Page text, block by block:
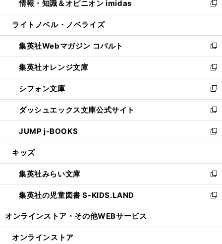
く
で
開
ド
ウ
開
く
ィ
ン
ウ
で
開
く
い
ウ
ン
ド
ウ
で
開
く
情報・知識＆オピニオン imidas
新
し
ウ
ィ
ン
ド
ウ
で
開
く
ライトノベル・ノベライズ
集英社Webマガジン コバルト
新
し
い
ウ
ィ
ン
ド
ウ
で
開
集英社オレンジ文庫
新
し
い
ウ
ィ
ン
ド
ウ
開
く
シフォン文庫
新
し
い
ウ
ィ
ン
ウ
で
開
く
ダッシュエックス文庫公式サイト
新
し
い
ウ
ン
ド
ウ
で
JUMP j-BOOKS
新
し
ウ
ィ
ン
ド
開
キッズ
集英社みらい文庫
新
し
い
ン
集英社の児童図書 S-KIDS.LAND
新
ウ
オンラインストア・ その他WEBサービス
オンラインストア